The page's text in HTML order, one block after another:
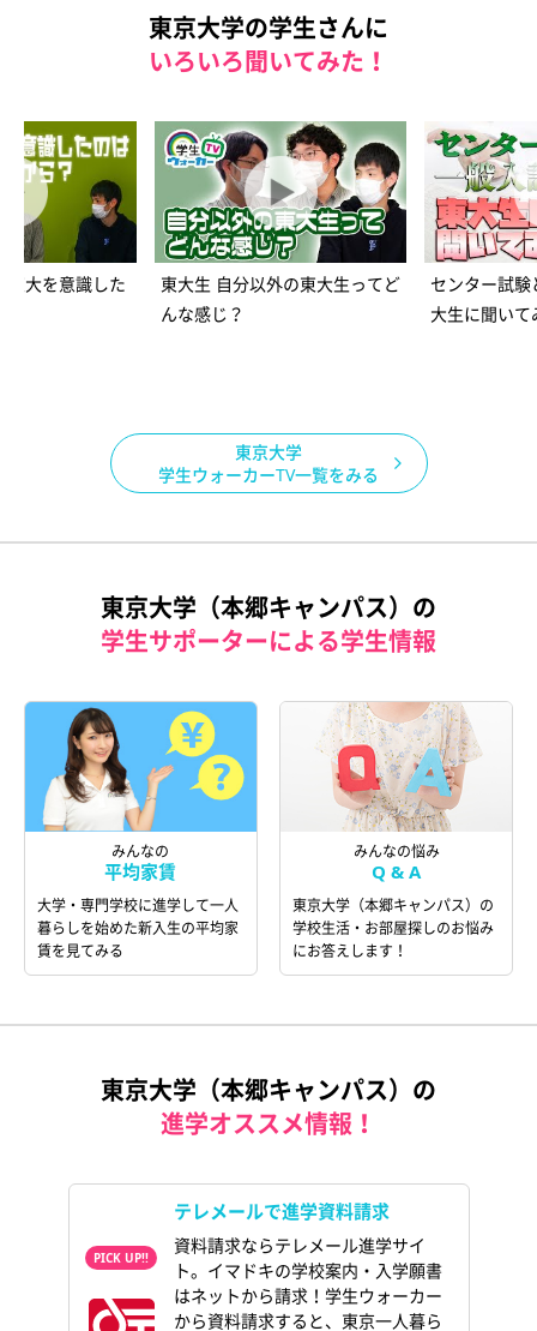
東京大学の学生さんに
いろいろ聞いてみた！
東大を意識した
東大生 自分以外の東大生ってど
んな感じ？
センター試
大生に聞いて
東京大学
学生ウォーカーTV一覧をみる
東京大学（本郷キャンパス）の
学生サポーターによる学生情報
みんなの
平均家賃
大学・専門学校に進学して一人
暮らしを始めた新入生の平均家
賃を見てみる
みんなの悩み
Q & A
東京大学（本郷キャンパス）の
学校生活・お部屋探しのお悩み
にお答えします！
東京大学（本郷キャンパス）の
進学オススメ情報！
テレメールで進学資料請求
資料請求ならテレメール進学サイ
ト。イマドキの学校案内・入学願書
はネットから請求！学生ウォーカー
から資料請求すると、東京一人暮ら